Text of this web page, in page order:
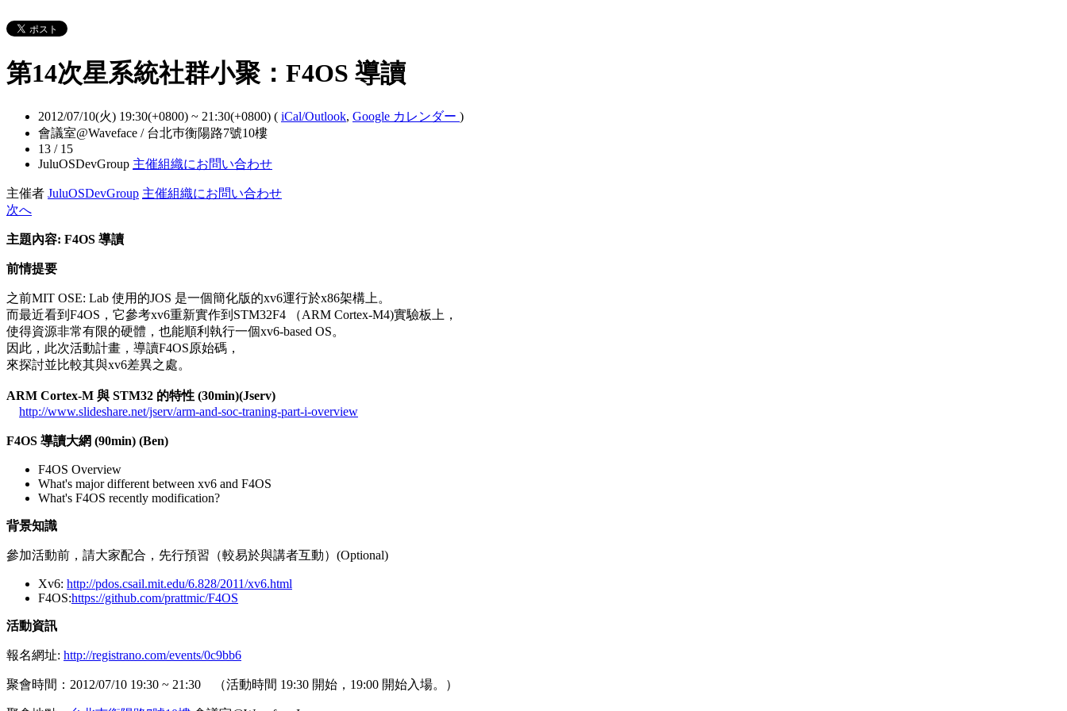
第14次星系統社群小聚：F4OS 導讀
2012/07/10(火) 19:30(+0800) ~ 21:30(+0800) ( iCal/Outlook, Google カレンダー )
會議室@Waveface / 台北巿衡陽路7號10樓
13 / 15
JuluOSDevGroup 主催組織にお問い合わせ
主催者 JuluOSDevGroup 主催組織にお問い合わせ
次へ
主題內容: F4OS 導讀
前情提要
之前MIT OSE: Lab 使用的JOS 是一個簡化版的xv6運行於x86架構上。
而最近看到F4OS，它參考xv6重新實作到STM32F4 （ARM Cortex-M4)實驗板上，
使得資源非常有限的硬體，也能順利執行一個xv6-based OS。
因此，此次活動計畫，導讀F4OS原始碼，
來探討並比較其與xv6差異之處。
ARM Cortex-M 與 STM32 的特性 (30min)(Jserv)
http://www.slideshare.net/jserv/arm-and-soc-traning-part-i-overview
F4OS 導讀大網 (90min) (Ben)
F4OS Overview
What's major different between xv6 and F4OS
What's F4OS recently modification?
背景知識
參加活動前，請大家配合，先行預習（較易於與講者互動）(Optional)
Xv6: http://pdos.csail.mit.edu/6.828/2011/xv6.html
F4OS:https://github.com/prattmic/F4OS
活動資訊
報名網址: http://registrano.com/events/0c9bb6
聚會時間：2012/07/10 19:30 ~ 21:30 （活動時間 19:30 開始，19:00 開始入場。）